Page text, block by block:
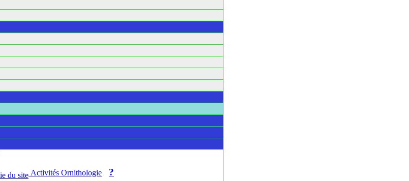
Activités Ornithologie ?